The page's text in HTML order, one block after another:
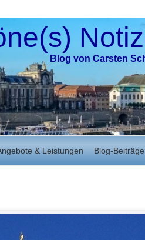
Blog von Carsten
& Leistungen Blog-Beiträge